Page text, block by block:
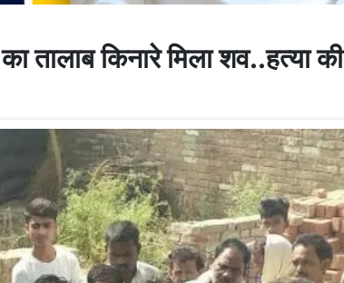
तालाब किनारे मिला शव..हत्या की